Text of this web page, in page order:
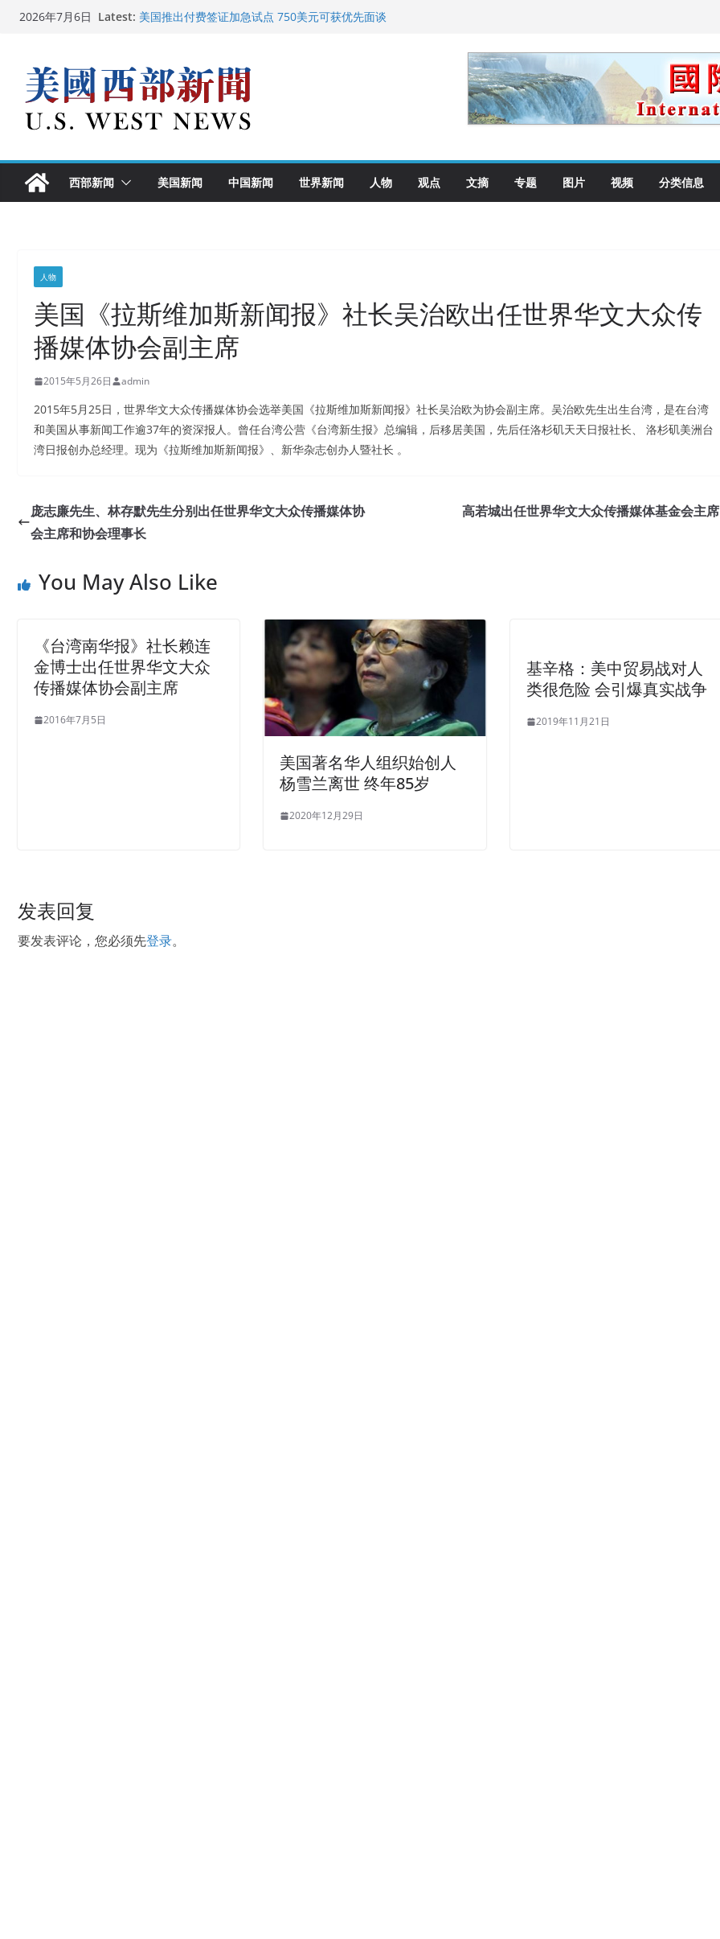
Skip2026年7月6日 Latest: 美国推出付费签证加急试点 750美元可获优先面谈
中国驻美国大使谢锋邀请美国老教师罗纳德·萨科尔斯基再次访华
广州市沉香协会会长周天明：让沉香有序走向世界
西部新闻 美国新闻 中国新闻 世界新闻 人物 观点 文摘 专题 图片 视频 分类信息
人物
美国《拉斯维加斯新闻报》社长吴治欧出任世界华文大众传
播媒体协会副主席
2015年5月26日 admin
2015年5月25日，世界华文大众传播媒体协会选举美国《拉斯维加斯新闻报》社长吴治欧为协会副主席。吴治欧先生出生台湾，是在台湾
和美国从事新闻工作逾37年的资深报人。曾任台湾公营《台湾新生报》总编辑，后移居美国，先后任洛杉矶天天日报社长、 洛杉矶美洲台
湾日报创办总经理。现为《拉斯维加斯新闻报》、新华杂志创办人暨社长 。
庞志廉先生、林存默先生分别出任世界华文大众传播媒体协
会主席和协会理事长
高若城出任世界华文大众传播媒体基金会主席
You May Also Like
《台湾南华报》社长赖连
金博士出任世界华文大众
传播媒体协会副主席
2016年7月5日
美国著名华人组织始创人
杨雪兰离世 终年85岁
2020年12月29日
基辛格：美中贸易战对人
类很危险 会引爆真实战争
2019年11月21日
发表回复
要发表评论，您必须先登录。